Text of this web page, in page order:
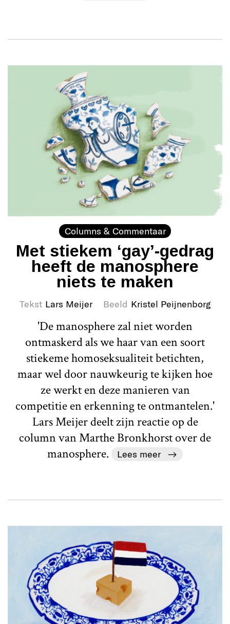
Columns & Commentaar
Met stiekem ‘gay’-gedrag
heeft de manosphere
niets te maken
Tekst Lars Meijer Beeld Kristel Peijnenborg
'De manosphere zal niet worden
ontmaskerd als we haar van een soort
stiekeme homoseksualiteit betichten,
maar wel door nauwkeurig te kijken hoe
ze werkt en deze manieren van
competitie en erkenning te ontmantelen.'
Lars Meijer deelt zijn reactie op de
column van Marthe Bronkhorst over de
manosphere.
Lees meer